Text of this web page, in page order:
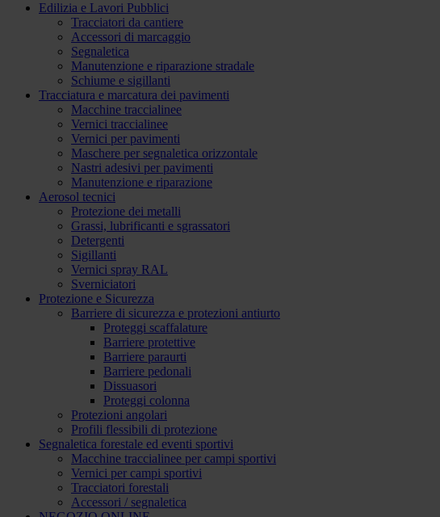
Edilizia e Lavori Pubblici
Tracciatori da cantiere
Accessori di marcaggio
Segnaletica
Manutenzione e riparazione stradale
Schiume e sigillanti
Tracciatura e marcatura dei pavimenti
Macchine traccialinee
Vernici traccialinee
Vernici per pavimenti
Maschere per segnaletica orizzontale
Nastri adesivi per pavimenti
Manutenzione e riparazione
Aerosol tecnici
Protezione dei metalli
Grassi, lubrificanti e sgrassatori
Detergenti
Sigillanti
Vernici spray RAL
Sverniciatori
Protezione e Sicurezza
Barriere di sicurezza e protezioni antiurto
Proteggi scaffalature
Barriere protettive
Barriere paraurti
Barriere pedonali
Dissuasori
Proteggi colonna
Protezioni angolari
Profili flessibili di protezione
Segnaletica forestale ed eventi sportivi
Macchine traccialinee per campi sportivi
Vernici per campi sportivi
Tracciatori forestali
Accessori / segnaletica